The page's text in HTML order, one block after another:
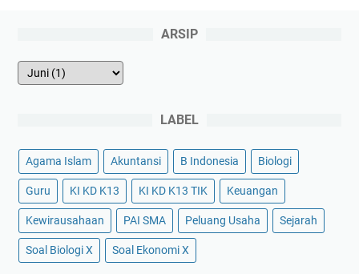
ARSIP
LABEL
Agama Islam Akuntansi B Indonesia Biologi
Guru KI KD K13 KI KD K13 TIK Keuangan
Kewirausahaan PAI SMA Peluang Usaha Sejarah
Soal Biologi X Soal Ekonomi X